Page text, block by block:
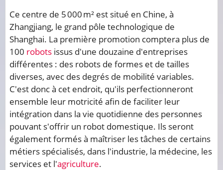
Ce centre de 5 000 m² est situé en Chine, à
Zhangjiang, le grand pôle technologique de
Shanghai. La première promotion comptera plus de
100 robots issus d'une douzaine d'entreprises
différentes : des robots de formes et de tailles
diverses, avec des degrés de mobilité variables.
C'est donc à cet endroit, qu'ils perfectionneront
ensemble leur motricité afin de faciliter leur
intégration dans la vie quotidienne des personnes
pouvant s'offrir un robot domestique. Ils seront
également formés à maîtriser les tâches de certains
métiers spécialisés, dans l'industrie, la médecine, les
services et l'agriculture.